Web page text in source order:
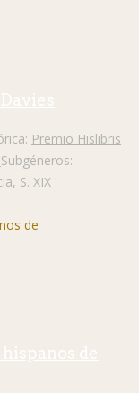
Premio Hislibris
Subgéneros:
, S. XIX
de